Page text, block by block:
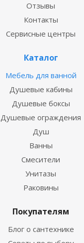
Отзывы
Контакты
Сервисные центры
Каталог
Мебель для ванной
Душевые кабины
Душевые боксы
Душевые ограждения
Душ
Ванны
Смесители
Унитазы
Раковины
Покупателям
Блог о сантехнике